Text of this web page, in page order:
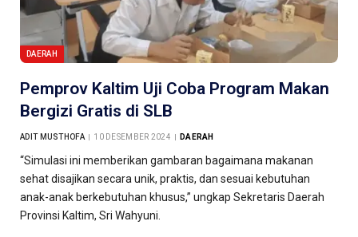
DAERAH
Pemprov Kaltim Uji Coba Program Makan
Bergizi Gratis di SLB
ADIT MUSTHOFA 10 DESEMBER 2024 DAERAH
“Simulasi ini memberikan gambaran bagaimana makanan
sehat disajikan secara unik, praktis, dan sesuai kebutuhan
anak-anak berkebutuhan khusus,” ungkap Sekretaris Daerah
Provinsi Kaltim, Sri Wahyuni.